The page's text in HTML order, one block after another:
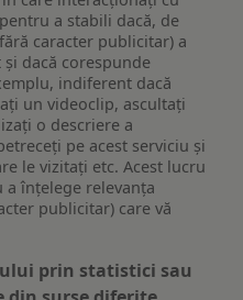
a stabili dacă, de
caracter publicitar) a
dacă corespunde
indiferent dacă
un videoclip, ascultați
o descriere a
pe acest serviciu și
le vizitați etc. Acest lucru
înțelege relevanța
publicitar) care vă
prin statistici sau